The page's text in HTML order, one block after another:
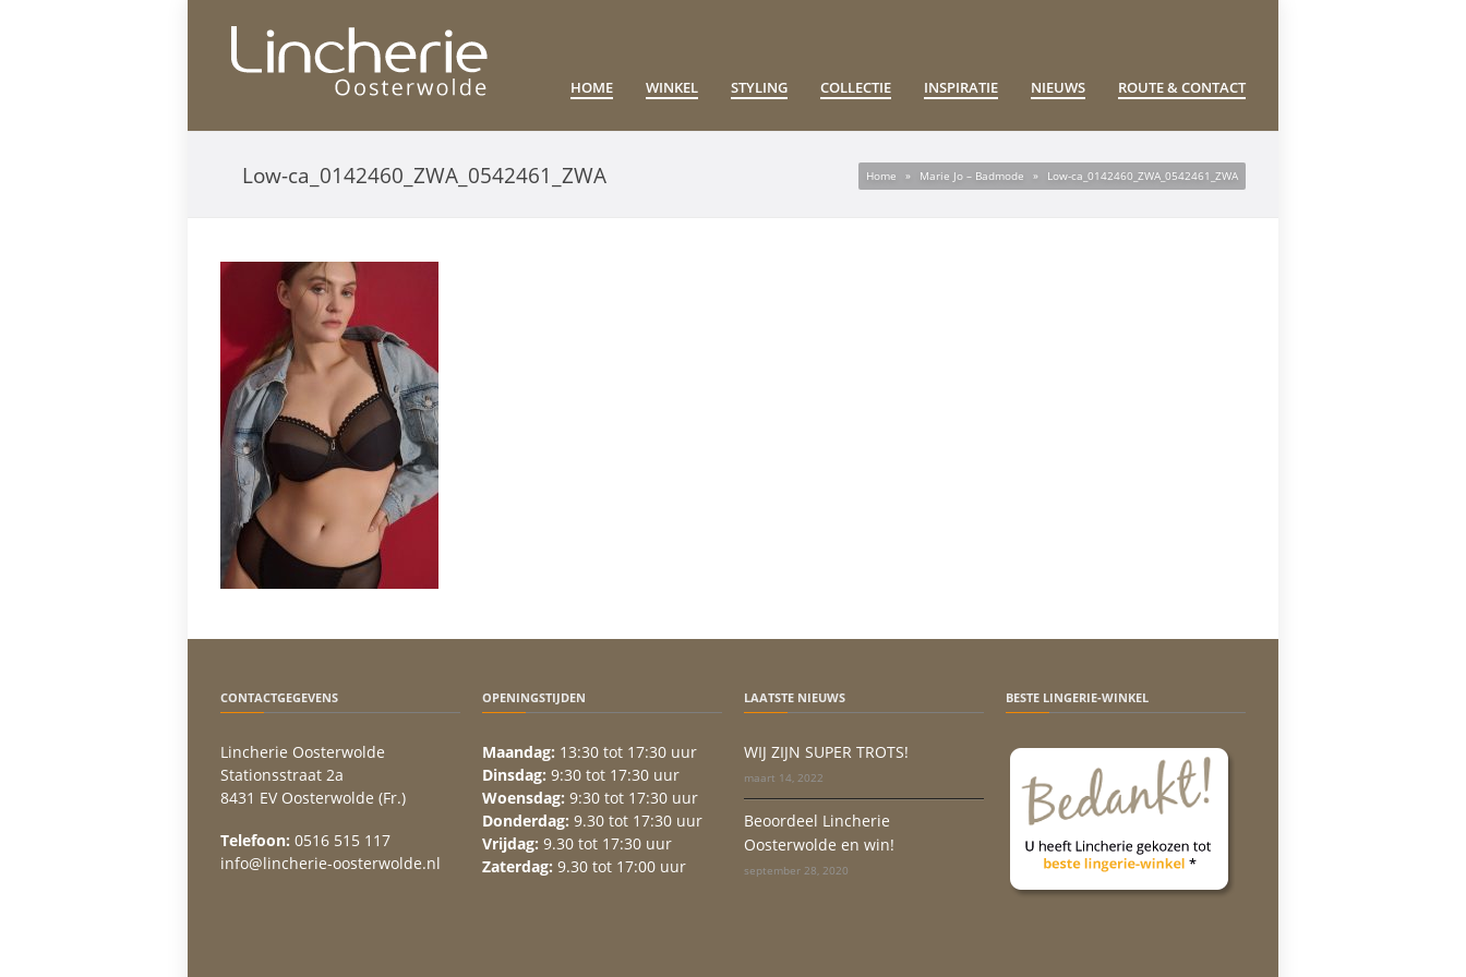
HOME WINKEL STYLING COLLECTIE INSPIRATIE NIEUWS ROUTE & CONTACT
Low-ca_0142460_ZWA_0542461_ZWA Home » Marie Jo – Badmode » Low-ca_0142460_ZWA_0542461_ZWA
CONTACTGEGEVENS
Lincherie Oosterwolde
Stationsstraat 2a
8431 EV Oosterwolde (Fr.)
Telefoon: 0516 515 117
info@lincherie-oosterwolde.nl
OPENINGSTIJDEN
Maandag: 13:30 tot 17:30 uur
Dinsdag: 9:30 tot 17:30 uur
Woensdag: 9:30 tot 17:30 uur
Donderdag: 9.30 tot 17:30 uur
Vrijdag: 9.30 tot 17:30 uur
Zaterdag: 9.30 tot 17:00 uur
LAATSTE NIEUWS
WIJ ZIJN SUPER TROTS!
maart 14, 2022
Beoordeel Lincherie
Oosterwolde en win!
september 28, 2020
BESTE LINGERIE-WINKEL